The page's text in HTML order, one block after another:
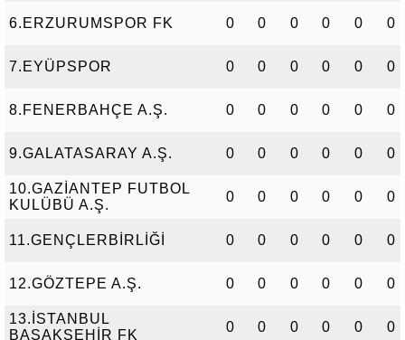
6.ERZURUMSPOR FK 0 0 0 0 0 0
7.EYÜPSPOR 0 0 0 0 0 0
8.FENERBAHÇE A.Ş. 0 0 0 0 0 0
9.GALATASARAY A.Ş. 0 0 0 0 0 0
10.GAZİANTEP FUTBOL
KULÜBÜ A.Ş.
0 0 0 0 0 0
11.GENÇLERBİRLİĞİ 0 0 0 0 0 0
12.GÖZTEPE A.Ş. 0 0 0 0 0 0
13.İSTANBUL
BAŞAKŞEHİR FK
0 0 0 0 0 0